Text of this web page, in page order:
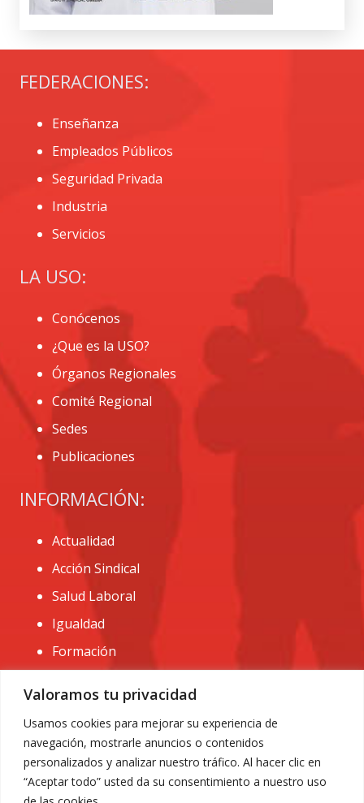
Valoramos tu privacidad
Usamos cookies para mejorar su experiencia de
navegación, mostrarle anuncios o contenidos
personalizados y analizar nuestro tráfico. Al hacer clic en
“Aceptar todo” usted da su consentimiento a nuestro uso
FEDERACIONES:
Enseñanza
Empleados Públicos
Seguridad Privada
Industria
Servicios
LA USO:
Conócenos
¿Que es la USO?
Órganos Regionales
Comité Regional
Sedes
Publicaciones
INFORMACIÓN:
Actualidad
Acción Sindical
Salud Laboral
Igualdad
Formación
CONTACTO:
administracion@usomurcia.org
968 25 01 20
C/ Huerto de las bombas nº6. 30009 Murcia